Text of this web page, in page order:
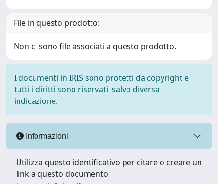
File in questo prodotto:
Non ci sono file associati a questo prodotto.
I documenti in IRIS sono protetti da copyright e
tutti i diritti sono riservati, salvo diversa
indicazione.
Informazioni
Utilizza questo identificativo per citare o creare un
link a questo documento: